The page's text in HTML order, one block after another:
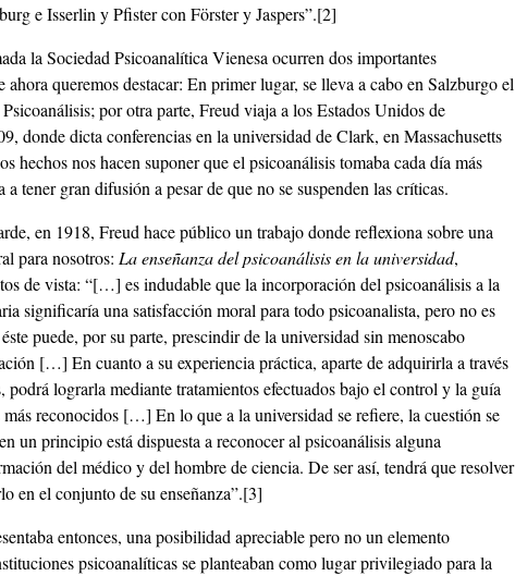
e Isserlin y Pfister con Förster y Jaspers”.[2]
la Sociedad Psicoanalítica Vienesa ocurren dos importantes
ahora queremos destacar: En primer lugar, se lleva a cabo en Salzburgo el
por otra parte, Freud viaja a los Estados Unidos de
donde dicta conferencias en la universidad de Clark, en Massachusetts
hechos nos hacen suponer que el psicoanálisis tomaba cada día más
a tener gran difusión a pesar de que no se suspenden las críticas.
en 1918, Freud hace público un trabajo donde reflexiona sobre una
para nosotros: La enseñanza del psicoanálisis en la universidad,
de vista: “[…] es indudable que la incorporación del psicoanálisis a la
significaría una satisfacción moral para todo psicoanalista, pero no es
puede, por su parte, prescindir de la universidad sin menoscabo
[…] En cuanto a su experiencia práctica, aparte de adquirirla a través
podrá lograrla mediante tratamientos efectuados bajo el control y la guía
más reconocidos […] En lo que a la universidad se refiere, la cuestión se
un principio está dispuesta a reconocer al psicoanálisis alguna
del médico y del hombre de ciencia. De ser así, tendrá que resolver
en el conjunto de su enseñanza”.[3]
entonces, una posibilidad apreciable pero no un elemento
psicoanalíticas se planteaban como lugar privilegiado para la